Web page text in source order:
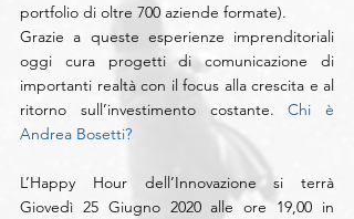
portfolio di oltre 700 aziende formate).
Grazie a queste esperienze imprenditoriali
oggi cura progetti di comunicazione di
importanti realtà con il focus alla crescita e al
ritorno sull’investimento costante. Chi è
Andrea Bosetti?
L’Happy Hour dell’Innovazione si terrà
Giovedì 25 Giugno 2020 alle ore 19,00 in